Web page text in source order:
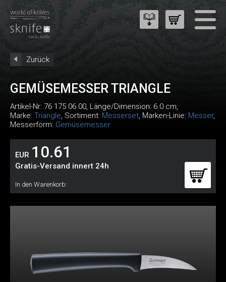
Zurück
GEMÜSEMESSER TRIANGLE
Artikel-Nr: 76 175 06 00, Länge/Dimension: 6.0 cm,
Marke: Triangle, Sortiment: Messerset, Marken-Linie: Messer,
Messerform: Gemüsemesser
EUR 10.61
Gratis-Versand innert 24h
In den Warenkorb: